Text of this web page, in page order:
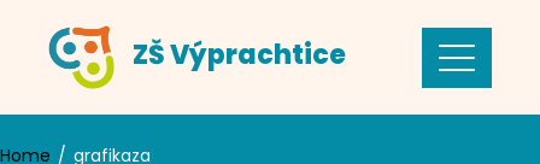
content
ZŠ Výprachtice
Home grafikaza